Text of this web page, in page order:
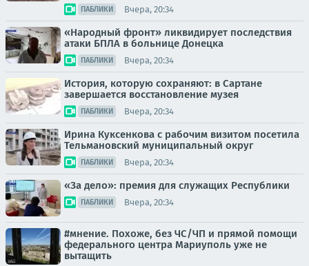
ПАБЛИКИ Вчера, 20:34
«Народный фронт» ликвидирует последствия
атаки БПЛА в больнице Донецка
ПАБЛИКИ Вчера, 20:34
История, которую сохраняют: в Сартане
завершается восстановление музея
ПАБЛИКИ Вчера, 20:34
Ирина Куксенкова с рабочим визитом посетила
Тельмановский муниципальный округ
ПАБЛИКИ Вчера, 20:34
«За дело»: премия для служащих Республики
ПАБЛИКИ Вчера, 20:34
#мнение. Похоже, без ЧС/ЧП и прямой помощи
федерального центра Мариуполь уже не
вытащить